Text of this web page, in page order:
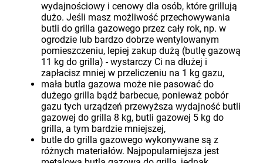
wydajnościowy i cenowy dla osób, które grillują
dużo. Jeśli masz możliwość przechowywania
butli do grilla gazowego przez cały rok, np. w
ogrodzie lub bardzo dobrze wentylowanym
pomieszczeniu, lepiej zakup dużą (butlę gazową
11 kg do grilla) - wystarczy Ci na dłużej i
zapłacisz mniej w przeliczeniu na 1 kg gazu,
mała butla gazowa może nie pasować do
dużego grilla bądź barbecue, ponieważ pobór
gazu tych urządzeń przewyższa wydajność butli
gazowej do grilla 8 kg, butli gazowej 5 kg do
grilla, a tym bardzie mniejszej,
butle do grilla gazowego wykonywane są z
różnych materiałów. Najpopularniejsza jest